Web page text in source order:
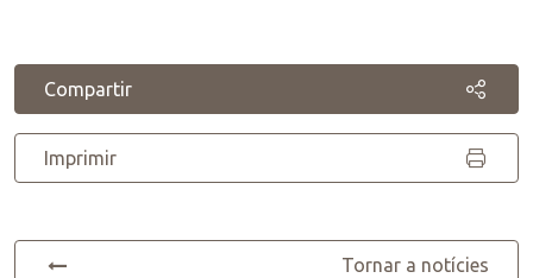
Compartir
Imprimir
Tornar a notícies